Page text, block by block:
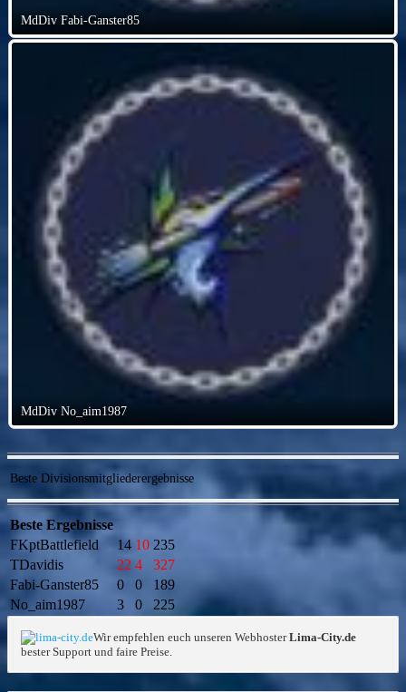
MdDiv Fabi-Ganster85
MdDiv No_aim1987
Beste Divisionsmitgliederergebnisse
Beste Ergebnisse
FKptBattlefield
14 10 235
TDavidis
22 4
327
Fabi-Ganster85
0 0
189
No_aim1987
3 0 225
Wir empfehlen euch unseren WebhosterLima-City.de
bester Support und faire Preise.